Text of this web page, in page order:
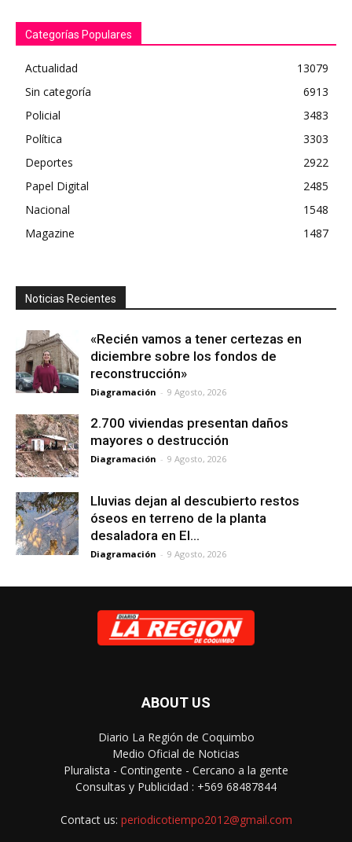
Categorías Populares
Actualidad
13079
Sin categoría
6913
Policial
3483
Política
3303
Deportes
2922
Papel Digital
2485
Nacional
1548
Magazine
1487
Noticias Recientes
«Recién vamos a tener certezas en
diciembre sobre los fondos de
reconstrucción»
Diagramación - 9 Agosto, 2026
2.700 viviendas presentan daños
mayores o destrucción
Diagramación - 9 Agosto, 2026
Lluvias dejan al descubierto restos
óseos en terreno de la planta
desaladora en El...
Diagramación - 9 Agosto, 2026
ABOUT US
Diario La Región de Coquimbo
Medio Oficial de Noticias
Pluralista - Contingente - Cercano a la gente
Consultas y Publicidad : +569 68487844
Contact us: periodicotiempo2012@gmail.com